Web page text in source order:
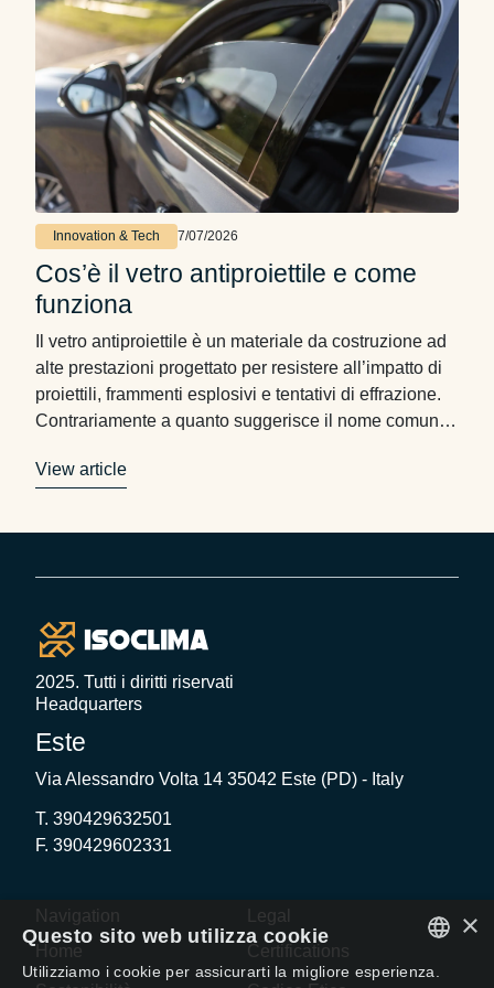
Innovation & Tech 7/07/2026
Cos’è il vetro antiproiettile e come
funziona
Il vetro antiproiettile è un materiale da costruzione ad
alte prestazioni progettato per resistere all’impatto di
proiettili, frammenti esplosivi e tentativi di effrazione.
Contrariamente a quanto suggerisce il nome comune,
sistema composito stratificato che combina materiali
View article
2025. Tutti i diritti riservati
Headquarters
Este
Via Alessandro Volta 14 35042 Este (PD) - Italy
T. 390429632501
F. 390429602331
Navigation
Home
Legal
Certifications
×
Questo sito web utilizza cookie
Utilizziamo i cookie per assicurarti la migliore esperienza.